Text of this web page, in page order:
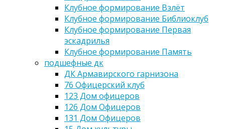
Клубное формирование Взлёт
Клубное формирование Библиоклуб
Клубное формирование Первая
эскадрилья
Клубное формирование Память
подшефные дк
ДК Армавирского гарнизона
76 Офицерский клуб
123 Дом офицеров
126 Дом Офицеров
131 Дом Офицеров